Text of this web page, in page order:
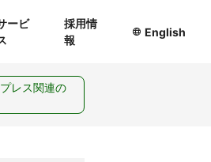
ービ
採用情
報
English
レス関連の